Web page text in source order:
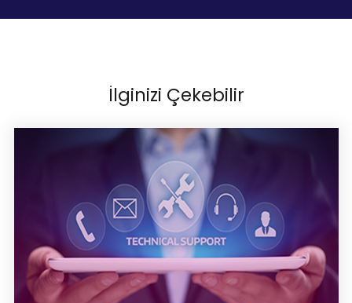
İlginizi Çekebilir